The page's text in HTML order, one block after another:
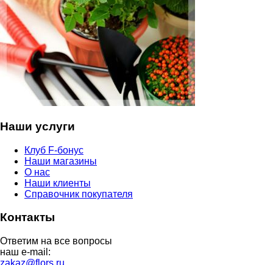
Наши услуги
Клуб F-бонус
Наши магазины
О нас
Наши клиенты
Справочник покупателя
Контакты
Ответим на все вопросы
наш e-mail: